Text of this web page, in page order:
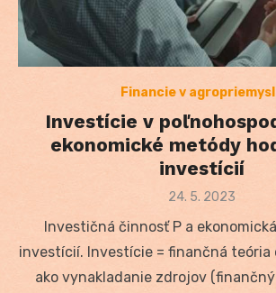
Financie v
Investície v
ekonomické metódy
investícií
Posted
24. 5. 2023
Investičná činnosť P a
investícií. Investície = finančná teória
ako vynakladanie zdrojov